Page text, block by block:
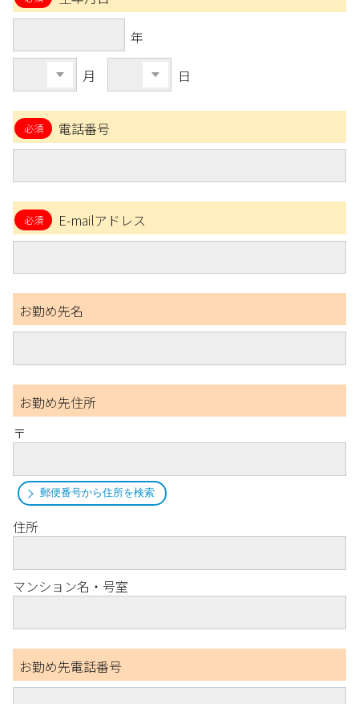
年
月 日
電話番号
E-mailアドレス
お勤め先名
お勤め先住所
〒
郵便番号から住所を検索
住所
マンション名・号室
お勤め先電話番号